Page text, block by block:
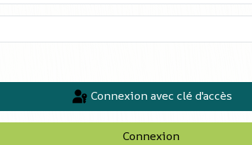
Connexion avec clé d'accès
Connexion